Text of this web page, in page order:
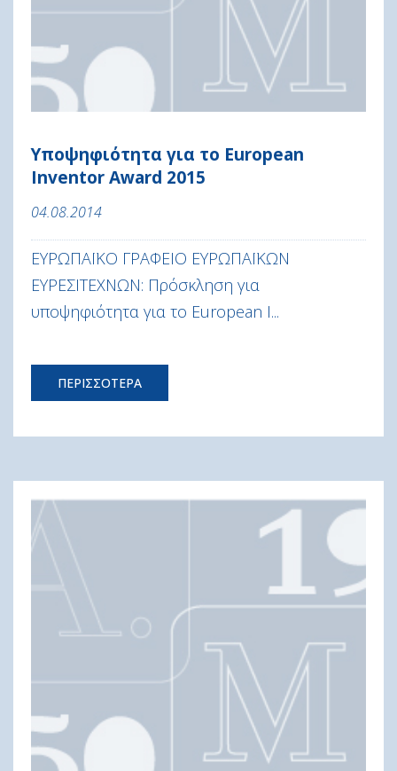
Υποψηφιότητα για το European
Inventor Award 2015
04.08.2014
ΕΥΡΩΠΑΪΚΟ ΓΡΑΦΕΙΟ ΕΥΡΩΠΑΪΚΩΝ
ΕΥΡΕΣΙΤΕΧΝΩΝ: Πρόσκληση για
υποψηφιότητα για το European I...
ΠΕΡΙΣΣΟΤΕΡΑ